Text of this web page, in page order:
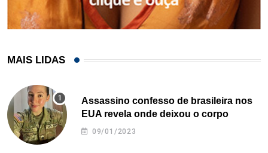
MAIS LIDAS
Assassino confesso de brasileira nos
EUA revela onde deixou o corpo
09/01/2023